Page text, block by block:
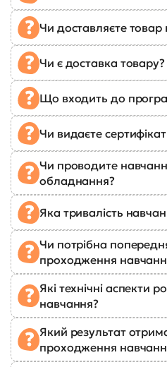
Чи доставляєте товар
Чи є доставка товару?
Що входить до
Чи видаєте
Чи проводите
обладнання?
Яка тривалість
Чи потрібна
проходження
Які технічні аспекти
навчання?
Який результат
проходження